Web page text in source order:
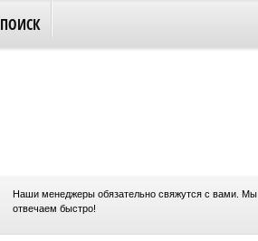
ПОИСК
Наши менеджеры обязательно свяжутся с вами. Мы
отвечаем быстро!